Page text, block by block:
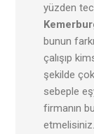
yüzden
bunun
çalışıp
şekilde
sebeple
firmanın